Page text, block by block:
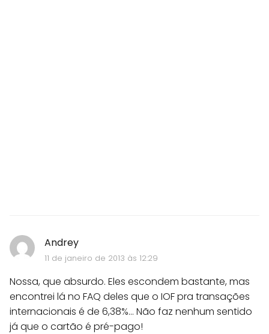
Andrey
11 de janeiro de 2013 às 12:29
Nossa, que absurdo. Eles escondem bastante, mas
encontrei lá no FAQ deles que o IOF pra transações
internacionais é de 6,38%... Não faz nenhum sentido
já que o cartão é pré-pago!